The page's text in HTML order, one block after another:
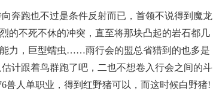
奔跑也不过是条件反射而已，首领不说得到魔龙
不死不休的冲突，直至将那块凸起的岩石都几
力，巨型蠕虫……雨行会的盟总省猎到的也多是
计跟着鸟群跑了吧，二也不想卷入行会之间的斗
兽人单职业，得到红野猪可以，而这时候白野猪!